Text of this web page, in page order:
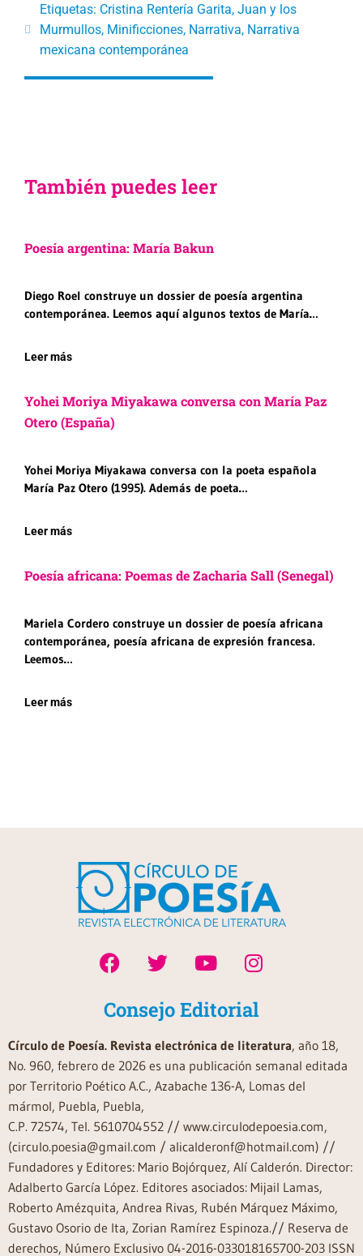
Etiquetas: Cristina Rentería Garita, Juan y los
Murmullos, Minificciones, Narrativa, Narrativa
mexicana contemporánea
También puedes leer
Poesía argentina: María Bakun
Diego Roel construye un dossier de poesía argentina
contemporánea. Leemos aquí algunos textos de María…
Leer más
Yohei Moriya Miyakawa conversa con María Paz
Otero (España)
Yohei Moriya Miyakawa conversa con la poeta española
María Paz Otero (1995). Además de poeta…
Leer más
Poesía africana: Poemas de Zacharia Sall (Senegal)
Mariela Cordero construye un dossier de poesía africana
contemporánea, poesía africana de expresión francesa.
Leemos…
Leer más
Consejo Editorial
Círculo de Poesía. Revista electrónica de literatura, año 18,
No. 960, febrero de 2026 es una publicación semanal editada
por Territorio Poético A.C., Azabache 136-A, Lomas del
mármol, Puebla, Puebla,
C.P. 72574, Tel. 5610704552 // www.circulodepoesia.com,
(circulo.poesia@gmail.com / alicalderonf@hotmail.com) //
Fundadores y Editores: Mario Bojórquez, Alí Calderón. Director:
Adalberto García López. Editores asociados: Mijail Lamas,
Roberto Amézquita, Andrea Rivas, Rubén Márquez Máximo,
Gustavo Osorio de Ita, Zorian Ramírez Espinoza.// Reserva de
derechos, Número Exclusivo 04-2016-033018165700-203 ISSN